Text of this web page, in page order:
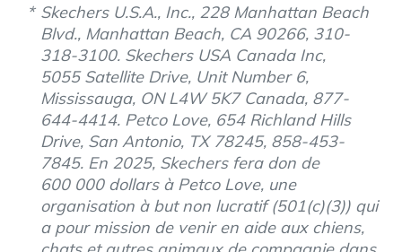
Skechers U.S.A., Inc., 228 Manhattan Beach
Blvd., Manhattan Beach, CA 90266, 310-
318-3100. Skechers USA Canada Inc,
5055 Satellite Drive, Unit Number 6,
Mississauga, ON L4W 5K7 Canada, 877-
644-4414. Petco Love, 654 Richland Hills
Drive, San Antonio, TX 78245, 858-453-
7845. En 2025, Skechers fera don de
600 000 dollars à Petco Love, une
organisation à but non lucratif (501(c)(3)) qui
a pour mission de venir en aide aux chiens,